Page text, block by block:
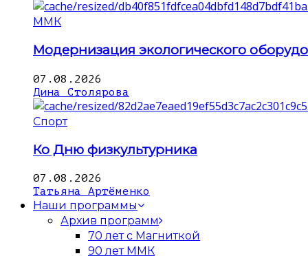
ММК
Модернизация экологического
07.08.2026
Дина Столярова
Спорт
Ко Дню физкультурника
07.08.2026
Татьяна Артёменко
Наши программы
Архив программ
70 лет с Магниткой
90 лет ММК